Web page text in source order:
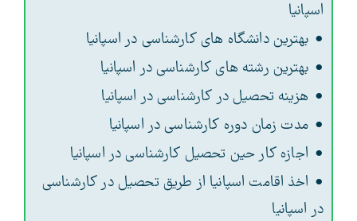
اسپانیا
بهترین دانشگاه های کارشناسی در اسپانیا
بهترین رشته های کارشناسی در اسپانیا
هزینه تحصیل در کارشناسی در اسپانیا
مدت زمان دوره کارشناسی در اسپانیا
اجازه کار حین تحصیل کارشناسی در اسپانیا
اخذ اقامت اسپانیا از طریق تحصیل در کارشناسی
در اسپانیا